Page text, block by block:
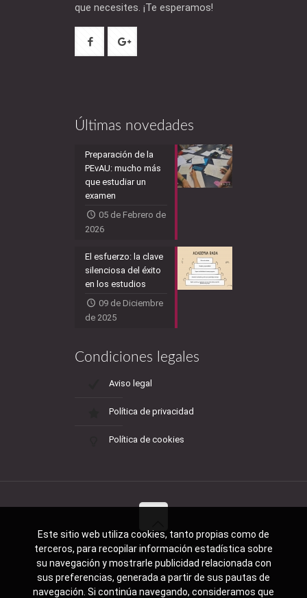
que necesites. ¡Te esperamos!
Últimas novedades
Preparación de la
PEvAU: mucho más
que estudiar un
examen
05 de Febrero de
2026
El esfuerzo: la clave
silenciosa del éxito
en los estudios
09 de Diciembre
de 2025
Condiciones legales
Aviso legal
Política de privacidad
Política de cookies
© 2017 Academia Rada - Calle Pablo
Rada, 2 Edificio Huelva, Primera Planta -
21004 Huelva -
academiarada@academiarada.com -
Este sitio web utiliza cookies, tanto propias como de
terceros, para recopilar información estadística sobre
su navegación y mostrarle publicidad relacionada con
sus preferencias, generada a partir de sus pautas de
navegación. Si continúa navegando, consideramos que